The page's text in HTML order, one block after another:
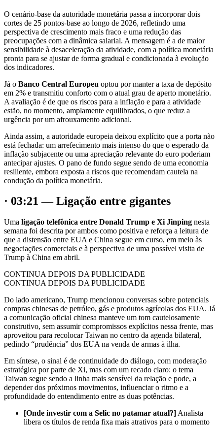
O cenário-base da autoridade monetária passa a incorporar dois
cortes de 25 pontos-base ao longo de 2026, refletindo uma
perspectiva de crescimento mais fraco e uma redução das
preocupações com a dinâmica salarial. A mensagem é a de maior
sensibilidade à desaceleração da atividade, com a política monetária
pronta para se ajustar de forma gradual e condicionada à evolução
dos indicadores.
Já o Banco Central Europeu optou por manter a taxa de depósito
em 2% e transmitiu conforto com o atual grau de aperto monetário.
A avaliação é de que os riscos para a inflação e para a atividade
estão, no momento, amplamente equilibrados, o que reduz a
urgência por um afrouxamento adicional.
Ainda assim, a autoridade europeia deixou explícito que a porta não
está fechada: um arrefecimento mais intenso do que o esperado da
inflação subjacente ou uma apreciação relevante do euro poderiam
antecipar ajustes. O pano de fundo segue sendo de uma economia
resiliente, embora exposta a riscos que recomendam cautela na
condução da política monetária.
· 03:21 — Ligação entre gigantes
Uma ligação telefônica entre Donald Trump e Xi Jinping nesta
semana foi descrita por ambos como positiva e reforça a leitura de
que a distensão entre EUA e China segue em curso, em meio às
negociações comerciais e à perspectiva de uma possível visita de
Trump à China em abril.
CONTINUA DEPOIS DA PUBLICIDADE
CONTINUA DEPOIS DA PUBLICIDADE
Do lado americano, Trump mencionou conversas sobre potenciais
compras chinesas de petróleo, gás e produtos agrícolas dos EUA. Já
a comunicação oficial chinesa manteve um tom cautelosamente
construtivo, sem assumir compromissos explícitos nessa frente, mas
aproveitou para recolocar Taiwan no centro da agenda bilateral,
pedindo “prudência” dos EUA na venda de armas à ilha.
Em síntese, o sinal é de continuidade do diálogo, com moderação
estratégica por parte de Xi, mas com um recado claro: o tema
Taiwan segue sendo a linha mais sensível da relação e pode, a
depender dos próximos movimentos, influenciar o ritmo e a
profundidade do entendimento entre as duas potências.
[Onde investir com a Selic no patamar atual?] Analista
libera os títulos de renda fixa mais atrativos para o momento